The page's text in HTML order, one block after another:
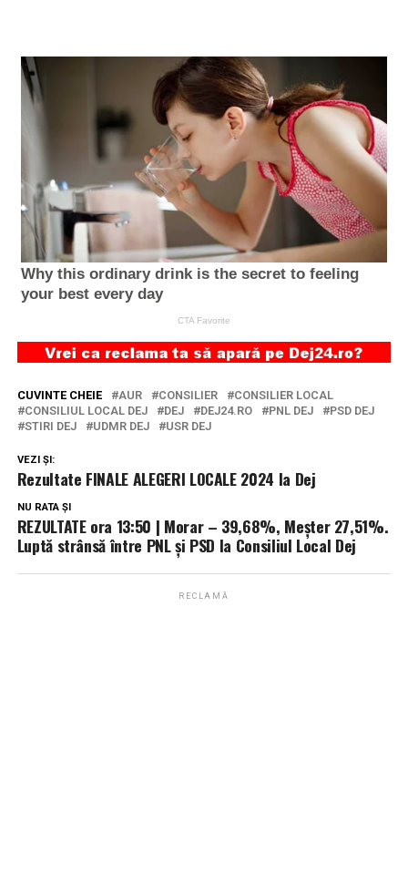
CUVINTE CHEIE AUR CONSILIER
CONSILIER LOCAL
CONSILIUL LOCAL DEJ
DEJ DEJ24.RO PNL DEJ
PSD DEJ
STIRI DEJ
UDMR DEJ USR DEJ
VEZI ȘI:
Rezultate FINALE ALEGERI LOCALE 2024 la Dej
NU RATA ȘI
REZULTATE ora 13:50 | Morar – 39,68%, Meșter 27,51%.
Luptă strânsă între PNL și PSD la Consiliul Local Dej
RECLAMĂ